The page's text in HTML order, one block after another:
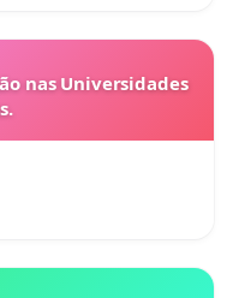
nas Universidades